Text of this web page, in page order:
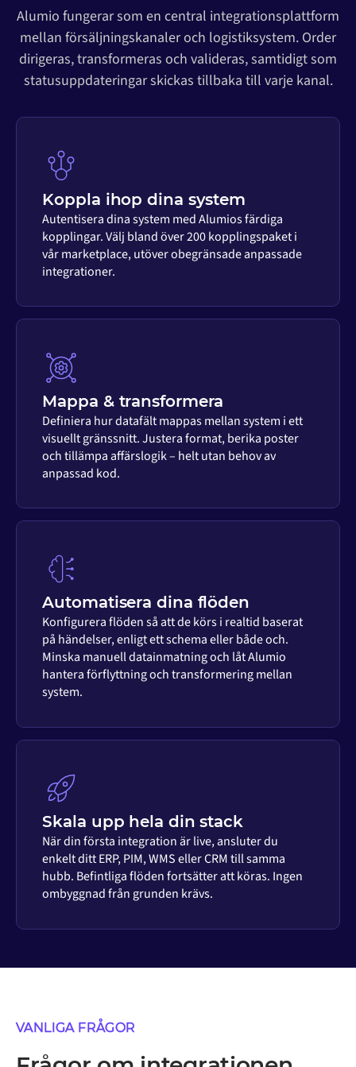
Alumio fungerar som en central integrationsplattform
mellan försäljningskanaler och logistiksystem. Order
dirigeras, transformeras och valideras, samtidigt som
statusuppdateringar skickas tillbaka till varje kanal.
Koppla ihop dina system
Autentisera dina system med Alumios färdiga
kopplingar. Välj bland över 200 kopplingspaket i
vår marketplace, utöver obegränsade anpassade
integrationer.
Mappa & transformera
Definiera hur datafält mappas mellan system i ett
visuellt gränssnitt. Justera format, berika poster
och tillämpa affärslogik – helt utan behov av
anpassad kod.
Automatisera dina flöden
Konfigurera flöden så att de körs i realtid baserat
på händelser, enligt ett schema eller både och.
Minska manuell datainmatning och låt Alumio
hantera förflyttning och transformering mellan
system.
Skala upp hela din stack
När din första integration är live, ansluter du
enkelt ditt ERP, PIM, WMS eller CRM till samma
hubb. Befintliga flöden fortsätter att köras. Ingen
ombyggnad från grunden krävs.
VANLIGA FRÅGOR